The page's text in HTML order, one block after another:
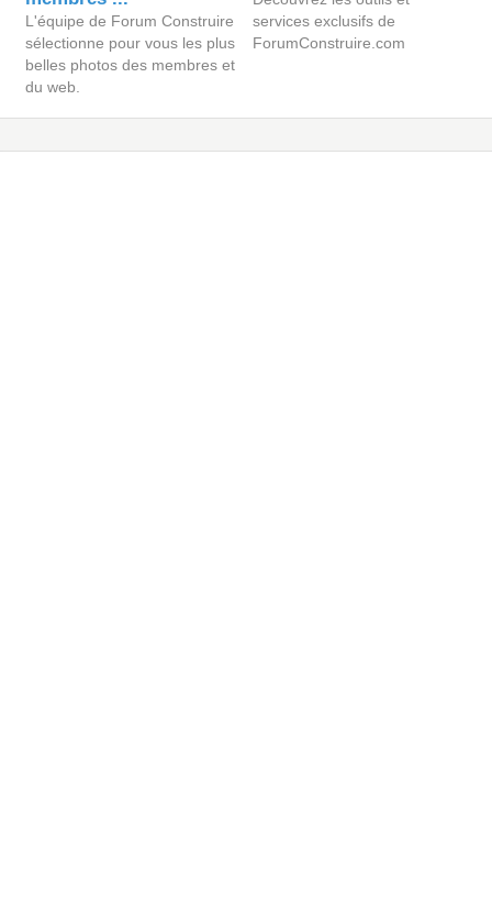
L'équipe de Forum Construire
sélectionne pour vous les plus
belles photos des membres et
du web.
services exclusifs de
ForumConstruire.com